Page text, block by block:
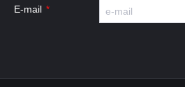
E-mail